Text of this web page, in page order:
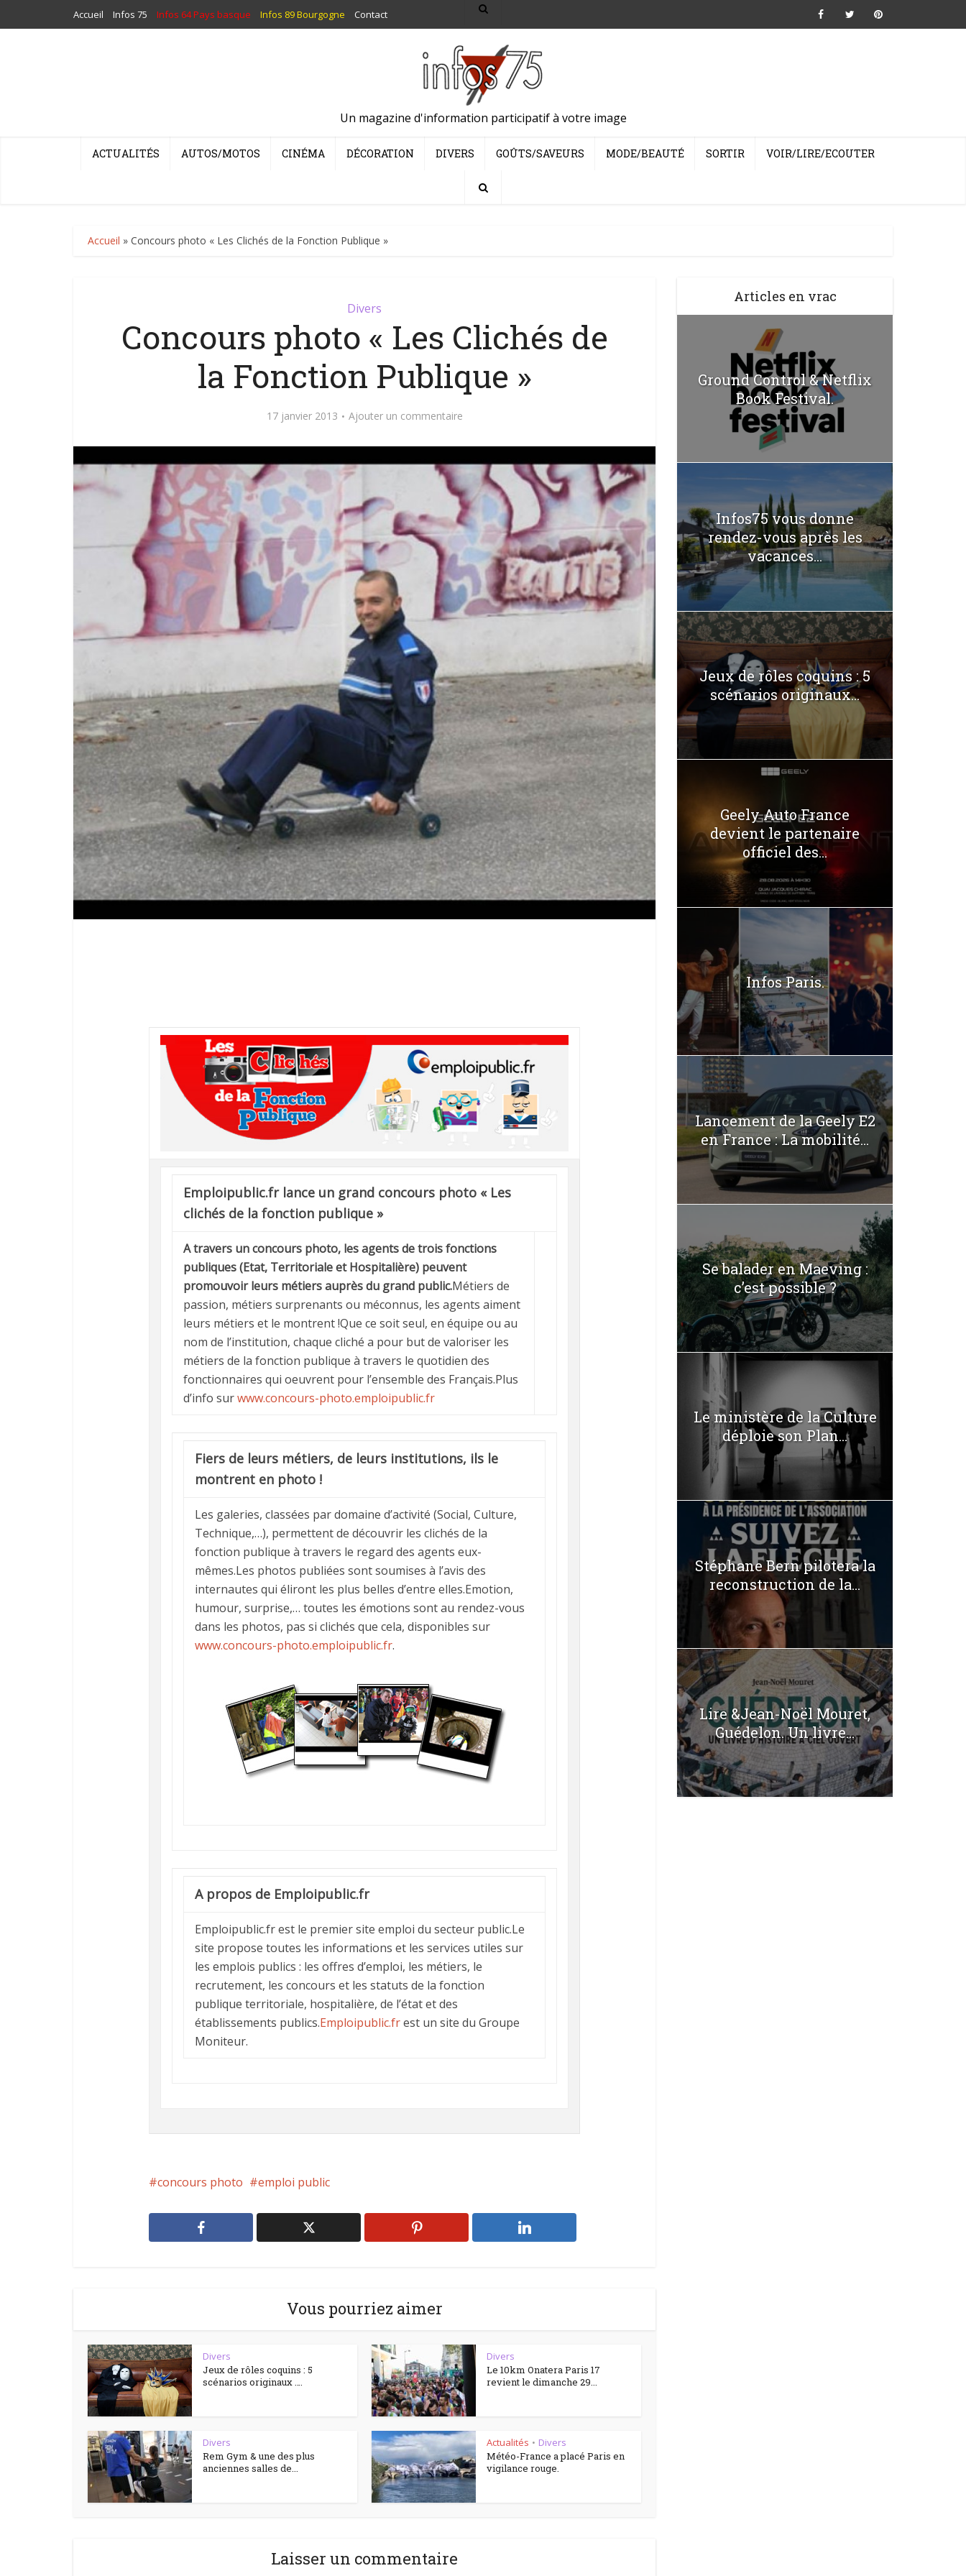
Accueil Infos 75 Infos 64 Pays basque Infos 89 Bourgogne Contact
Un magazine d'information participatif à votre image
ACTUALITÉS AUTOS/MOTOS CINÉMA DÉCORATION DIVERS GOÛTS/SAVEURS MODE/BEAUTÉ SORTIR VOIR/LIRE/ECOUTER
Accueil » Concours photo « Les Clichés de la Fonction Publique »
Divers
Concours photo « Les Clichés de
la Fonction Publique »
17 janvier 2013 Ajouter un commentaire
Emploipublic.fr lance un grand concours photo « Les
clichés de la fonction publique »
A travers un concours photo, les agents de trois fonctions
publiques (Etat, Territoriale et Hospitalière) peuvent
promouvoir leurs métiers auprès du grand public.Métiers de
passion, métiers surprenants ou méconnus, les agents aiment
leurs métiers et le montrent !Que ce soit seul, en équipe ou au
nom de l’institution, chaque cliché a pour but de valoriser les
métiers de la fonction publique à travers le quotidien des
fonctionnaires qui oeuvrent pour l’ensemble des Français.Plus
d’info surwww.concours-photo.emploipublic.fr
Fiers de leurs métiers, de leurs institutions, ils le
montrent en photo !
Les galeries, classées par domaine d’activité (Social, Culture,
Technique,…), permettent de découvrir les clichés de la
fonction publique à travers le regard des agents eux-
mêmes.Les photos publiées sont soumises à l’avis des
internautes qui éliront les plus belles d’entre elles.Emotion,
humour, surprise,… toutes les émotions sont au rendez-vous
dans les photos, pas si clichés que cela, disponibles sur
www.concours-photo.emploipublic.fr.
A propos de Emploipublic.fr
Emploipublic.fr est le premier site emploi du secteur public.Le
site propose toutes les informations et les services utiles sur
les emplois publics : les offres d’emploi, les métiers, le
recrutement, les concours et les statuts de la fonction
publique territoriale, hospitalière, de l’état et des
établissements publics.Emploipublic.frest un site du Groupe
Moniteur.
concours photo emploi public
Vous pourriez aimer
Divers
Jeux de rôles coquins : 5
scénarios originaux ….
Divers
Le 10km Onatera Paris 17
revient le dimanche 29...
Divers
Rem Gym & une des plus
anciennes salles de...
Actualités • Divers
Météo-France a placé Paris en
vigilance rouge.
Laisser un commentaire
Articles en vrac
Ground Control & Netflix
Book Festival.
Infos75 vous donne
rendez-vous après les
vacances...
Jeux de rôles coquins : 5
scénarios originaux...
Geely Auto France
devient le partenaire
officiel des...
Infos Paris.
Lancement de la Geely E2
en France : La mobilité...
Se balader en Maeving :
c’est possible ?
Le ministère de la Culture
déploie son Plan...
Stéphane Bern pilotera la
reconstruction de la...
Lire &Jean-Noël Mouret,
Guédelon. Un livre...